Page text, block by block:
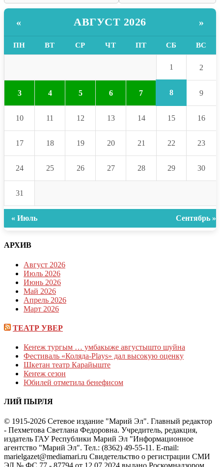
« АВГУСТ 2026 »
ПН ВТ СР ЧТ ПТ СБ ВС
1 2
3 4 5 6 7 8 9
10 11 12 13 14 15 16
17 18 19 20 21 22 23
24 25 26 27 28 29 30
31
« Июль Сентябрь »
АРХИВ
Август 2026
Июль 2026
Июнь 2026
Май 2026
Апрель 2026
Март 2026
ТЕАТР УВЕР
Кеҥеж тургым … умбакыже августышто шуйна
Фестиваль «Коляда-Plays» дал высокую оценку
Шкетан театр Карайыште
Кеҥеж сезон
Юбилей отметила бенефисом
ЛИЙ ПЫРЛЯ
© 1915-2026 Сетевое издание "Марий Эл". Главный редактор
- Пехметова Светлана Федоровна. Учредитель, редакция,
издатель ГАУ Республики Марий Эл "Информационное
агентство "Марий Эл". Тел.: (8362) 49-55-11. E-mail:
marielgazet@mediamari.ru Свидетельство о регистрации СМИ
ЭЛ № ФС 77 - 87794 от 12.07.2024 выдано Роскомнадзором